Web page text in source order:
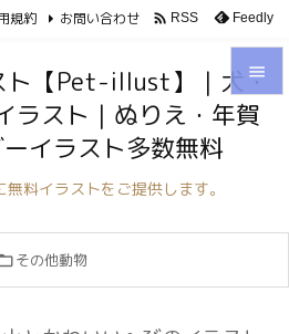



規約 お問い合わせ  RSS Feedly
ト【Pet-illust】｜犬・
ラスト｜ぬりえ・年賀
イラスト多数無料
料イラストをご提供します。
その他動物